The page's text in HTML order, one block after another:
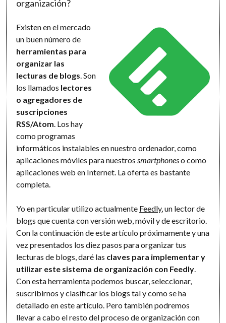
organización?
Existen en el mercado
un buen número de
herramientas para
organizar las
lecturas de blogs. Son
los llamados lectores
o agregadores de
suscripciones
RSS/Atom. Los hay
como programas
informáticos instalables en nuestro ordenador, como
aplicaciones móviles para nuestrossmartphoneso como
aplicaciones web en Internet. La oferta es bastante
completa.
Yo en particular utilizo actualmente Feedly, un lector de
blogs que cuenta con versión web, móvil y de escritorio.
Con la continuación de este artículo próximamente y una
vez presentados los diez pasos para organizar tus
lecturas de blogs, daré las claves para implementar y
utilizar este sistema de organización con Feedly.
Con esta herramienta podemos buscar, seleccionar,
suscribirnos y clasificar los blogs tal y como se ha
detallado en este artículo. Pero también podremos
llevar a cabo el resto del proceso de organización con